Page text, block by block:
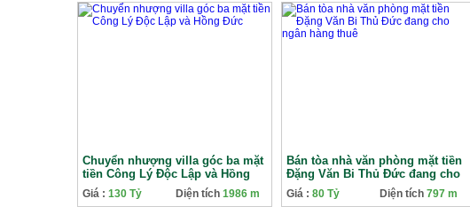
Chuyển nhượng villa góc ba mặt
tiền Công Lý Độc Lập và Hồng
Đức
Giá : 130 Tỷ Diện tích 1986 m
Bán tòa nhà văn phòng mặt tiền
Đặng Văn Bi Thủ Đức đang cho
ngân hàng thuê
Giá : 80 Tỷ Diện tích 797 m